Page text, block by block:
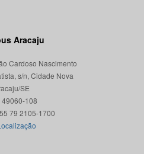
Aracaju
Cardoso Nascimento
s/n, Cidade Nova
SE
49060-108